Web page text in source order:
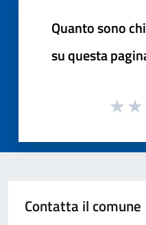
Quanto sono
su questa
Contatta il comune